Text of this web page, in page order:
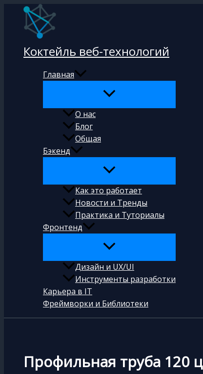
Перейти
содержимому
Коктейль веб-технологий
Главная
О нас
Блог
Общая
Бэкенд
Как это работает
Новости и Тренды
Практика и Туториалы
Фронтенд
Дизайн и UX/UI
Инструменты разработки
Карьера в IT
Фреймворки и Библиотеки
Профильная труба 120